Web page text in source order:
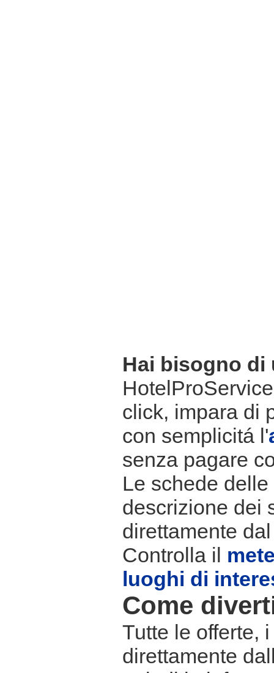
Hai bisogno di
click, impara di
con semplicitá l'
senza pagare
Le schede
descrizione dei
direttamente
Controlla il
luoghi di
Come
Tutte le offerte,
direttamente